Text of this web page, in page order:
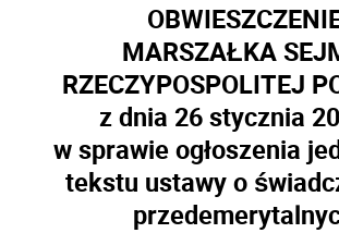
MARSZAŁKA
RZECZYPOSPOLITEJ
z dnia 26 stycznia
w sprawie ogłoszenia
tekstu ustawy o